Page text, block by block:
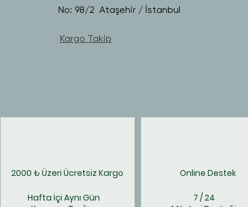
No: 98/2 Ataşehir / İstanbul
Kargo Takip
2000 ₺ Üzeri Ücretsiz Kargo
Hafta İçi Aynı Gün
Online Destek
7 / 24